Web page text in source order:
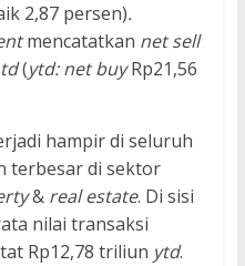
2,87 persen).
mencatatkan net sell
(ytd: net buyRp21,56
hampir di seluruh
terbesar di sektor
& real estate. Di sisi
nilai transaksi
Rp12,78 triliun ytd.